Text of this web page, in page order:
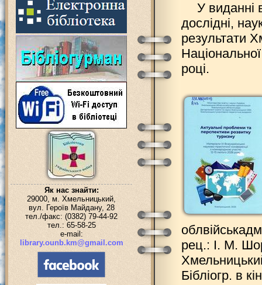
Як нас знайти:
29000, м. Хмельницький,
вул. Героїв Майдану, 28
тел./факс: (0382) 79-44-92
тел.: 65-58-25
e-mail:
library.ounb.km@gmail.com
У виданні
дослідні,
результати
році.
рец.: І. М.
Бібліогр. в